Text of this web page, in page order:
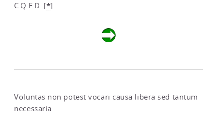
C.Q.F.D. [*]
Voluntas non potest vocari causa libera sed tantum
necessaria.